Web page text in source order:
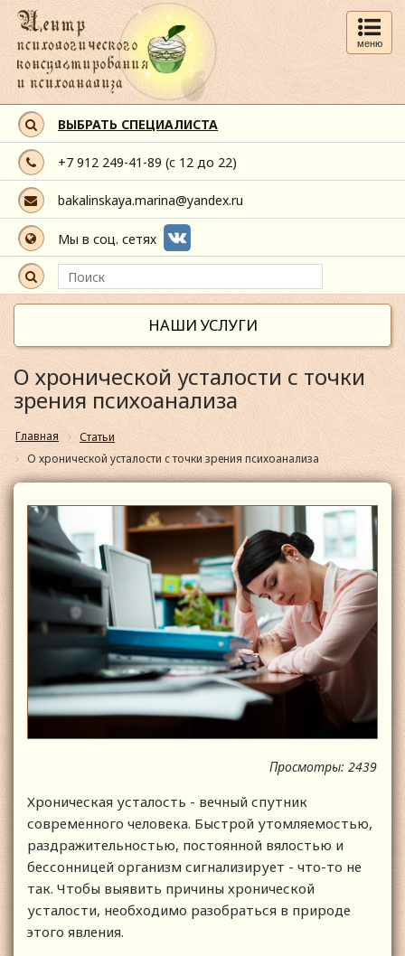
меню
ВЫБРАТЬ СПЕЦИАЛИСТА
+7 912 249-41-89 (с 12 до 22)
bakalinskaya.marina@yandex.ru
Мы в соц. сетях
НАШИ УСЛУГИ
О хронической усталости с точки
зрения психоанализа
Главная
Статьи
О хронической усталости с точки зрения психоанализа
Просмотры: 2439
Хроническая усталость - вечный спутник
современного человека. Быстрой утомляемостью,
раздражительностью, постоянной вялостью и
бессонницей организм сигнализирует - что-то не
так. Чтобы выявить причины хронической
усталости, необходимо разобраться в природе
этого явления.